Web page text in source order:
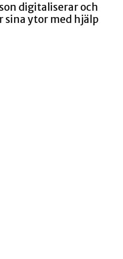
digitaliserar och
ytor med hjälp